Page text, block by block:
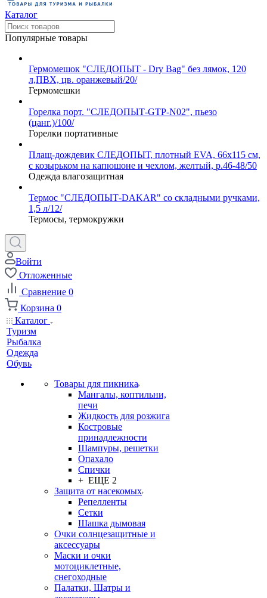
Каталог
Популярные товары
Гермомешок "СЛЕДОПЫТ - Dry Bag" без лямок, 120
л,ПВХ, цв. оранжевый/20/
Гермомешки
Горелка порт. "СЛЕДОПЫТ-GTP-N02", пьезо
(цанг.)/100/
Горелки портативные
Плащ-дождевик СЛЕДОПЫТ, плотный EVA, 66х115 см,
с козырьком на капюшоне и чехлом, желтый, р.46-48/50
Одежда влагозащитная
Термос "СЛЕДОПЫТ-DAKAR" со складными ручками,
1,5 л/12/
Термосы, термокружки
Войти
Отложенные
Сравнение 0
Корзина 0
Каталог
Туризм
Рыбалка
Одежда
Обувь
Товары для пикника
Мангалы, коптильни,
печи
Жидкость для розжига
Костровые
принадлежности
Шампуры, решетки
Опахало
Спички
+ ЕЩЕ 2
Защита от насекомых
Репелленты
Сетки
Шашка дымовая
Очки солнцезащитные и
аксессуары
Маски и очки
мотоциклетные,
снегоходные
Палатки, Шатры и